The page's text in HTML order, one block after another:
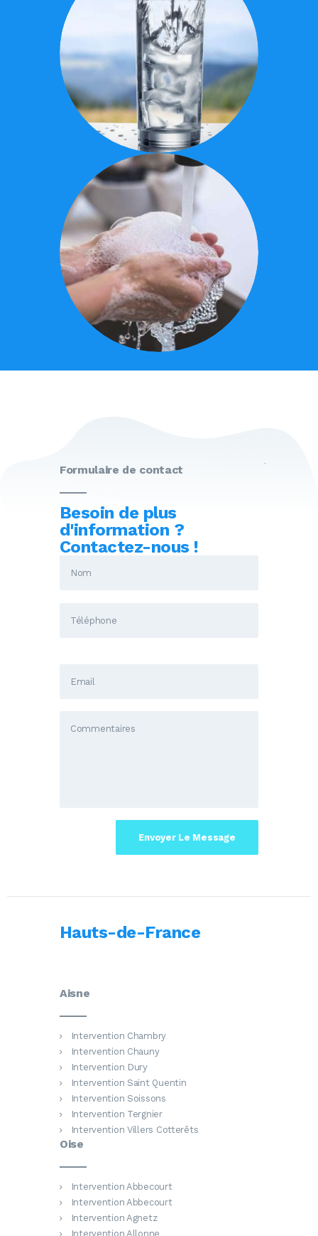
Formulaire de contact
Besoin de plus
d'information ?
Contactez-nous !
Hauts-de-France
Aisne
Intervention Chambry
Intervention Chauny
Intervention Dury
Intervention Saint Quentin
Intervention Soissons
Intervention Tergnier
Intervention Villers Cotterêts
Oise
Intervention Abbecourt
Intervention Abbecourt
Intervention Agnetz
Intervention Allonne